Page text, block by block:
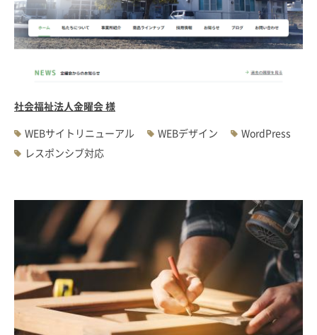
社会福祉法人金曜会 様
WEBサイトリニューアル
WEBデザイン
WordPress
レスポンシブ対応